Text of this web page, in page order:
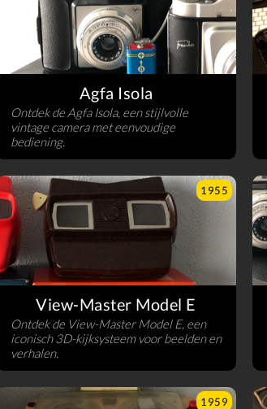
Agfa Isola
Ontdek de Agfa Isola, een stijlvolle
vintage camera met eenvoudige
bediening.
1955
View-Master Model E
Ontdek de View-Master Model E, een
iconisch 3D-kijksysteem voor beelden en
verhalen.
1959